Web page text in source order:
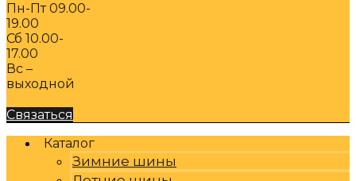
Пн-Пт 09.00-
19.00
Сб 10.00-
17.00
Вс –
выходной
Связаться
Каталог
Зимние шины